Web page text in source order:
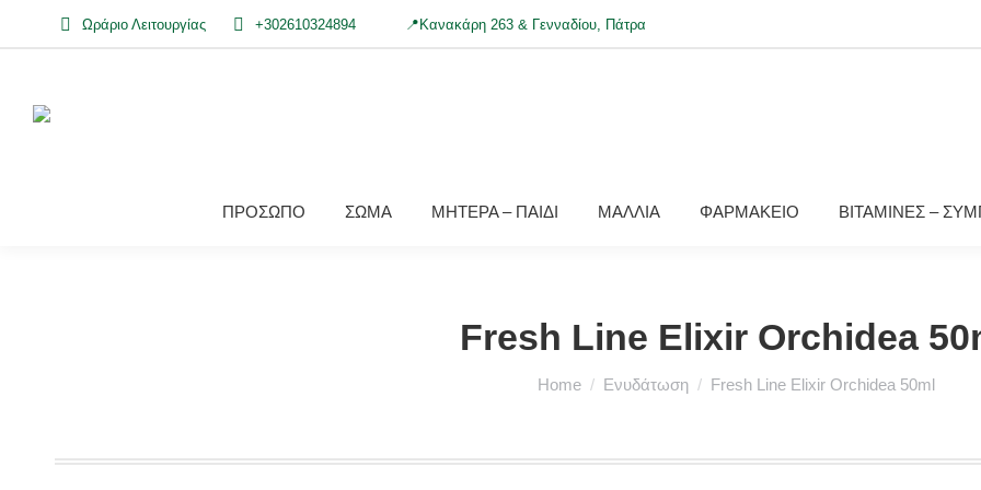
Ωράριο Λειτουργίας +302610324894 📍Κανακάρη 263 & Γενναδίου, Πάτρα
ΠΡΟΣΩΠΟ ΣΩΜΑ ΜΗΤΕΡΑ – ΠΑΙΔΙ ΜΑΛΛΙΑ ΦΑΡΜΑΚΕΙΟ ΒΙΤΑΜΙΝΕΣ –
Fresh Line Elixir Orchidea
Home Ενυδάτωση Fresh Line Elixir Orchidea 50ml